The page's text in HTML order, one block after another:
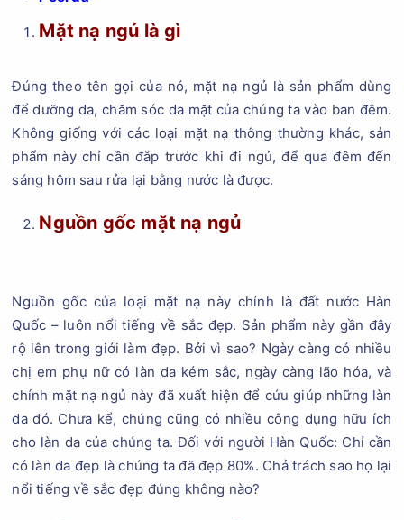
Mặt nạ ngủ là gì
Đúng theo tên gọi của nó, mặt nạ ngủ là sản phẩm dùng
để dưỡng da, chăm sóc da mặt của chúng ta vào ban đêm.
Không giống với các loại mặt nạ thông thường khác, sản
phẩm này chỉ cần đắp trước khi đi ngủ, để qua đêm đến
sáng hôm sau rửa lại bằng nước là được.
Nguồn gốc mặt nạ ngủ
Nguồn gốc của loại mặt nạ này chính là đất nước Hàn
Quốc – luôn nổi tiếng về sắc đẹp. Sản phẩm này gần đây
rộ lên trong giới làm đẹp. Bởi vì sao? Ngày càng có nhiều
chị em phụ nữ có làn da kém sắc, ngày càng lão hóa, và
chính mặt nạ ngủ này đã xuất hiện để cứu giúp những làn
da đó. Chưa kể, chúng cũng có nhiều công dụng hữu ích
cho làn da của chúng ta. Đối với người Hàn Quốc: Chỉ cần
có làn da đẹp là chúng ta đã đẹp 80%. Chả trách sao họ lại
nổi tiếng về sắc đẹp đúng không nào?